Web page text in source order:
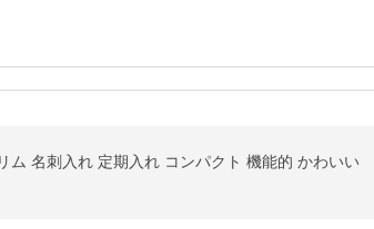
ム 名刺入れ 定期入れ コンパクト 機能的 かわいい